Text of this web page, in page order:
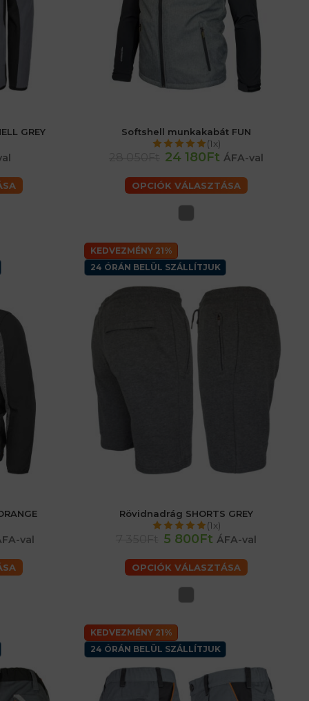
(XL) férfiaké
GREY
48 (M) férfiaké 52 (L) férfiaké
56 (XL) férfiaké
60 (2XL) férfiaké
62 (3XL) férfiaké
Softshell munkakabát FUN
(1x)
24 180Ft ÁFA-val
OPCIÓK VÁLASZTÁSA
(XL) férfiaké
val
KEDVEZMÉNY 21%
24 ÓRÁN BELÜL SZÁLLÍTJUK
férfiaké - S férfiaké - M
férfiaké - L
férfiaké - 2XL
Rövidnadrág SHORTS GREY
(1x)
5 800Ft ÁFA-val
OPCIÓK VÁLASZTÁSA
KEDVEZMÉNY 21%
24 ÓRÁN BELÜL SZÁLLÍTJUK